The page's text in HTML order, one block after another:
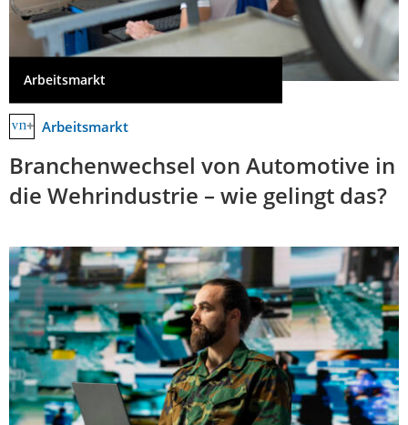
Arbeitsmarkt
Arbeitsmarkt
Branchenwechsel von Automotive in
die Wehrindustrie – wie gelingt das?